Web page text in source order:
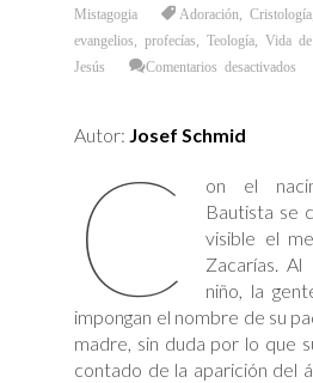
Mistagogia
Adoración ,Cristología
evangelios
,profecías ,Teología ,Vida de
Jesús
Comentarios desactivados
Autor: Josef Schmid
C
on el
Bautista se
visible el
Zacarías.
niño, la
impongan el nombre de su
madre, sin duda por lo que
contado de la aparición del